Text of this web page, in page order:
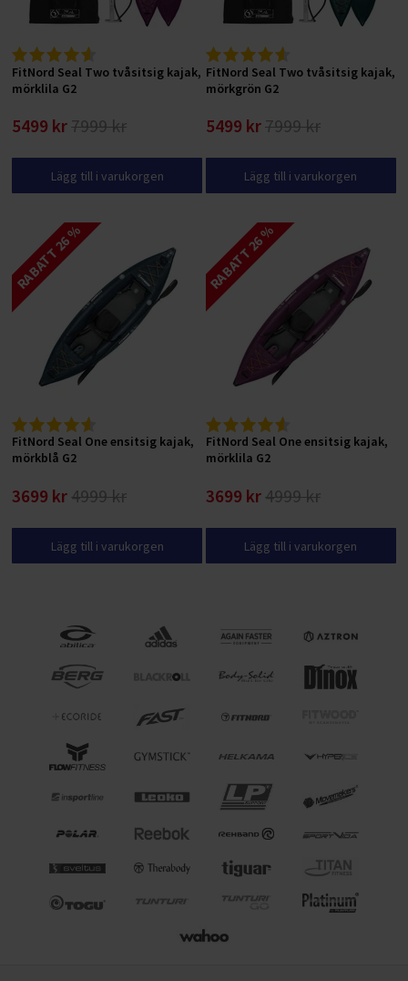
FitNord Seal Two tvåsitsig kajak,
mörklila G2
5499 kr 7999 kr
Lägg till i varukorgen
FitNord Seal Two tvåsitsig kajak,
mörkgrön G2
5499 kr7999 kr
Lägg till i varukorgen
RABATT 26 %
FitNord Seal One ensitsig kajak,
mörkblå G2
3699 kr 4999 kr
Lägg till i varukorgen
RABATT 26 %
FitNord Seal One ensitsig kajak,
mörklila G2
3699 kr4999 kr
Lägg till i varukorgen